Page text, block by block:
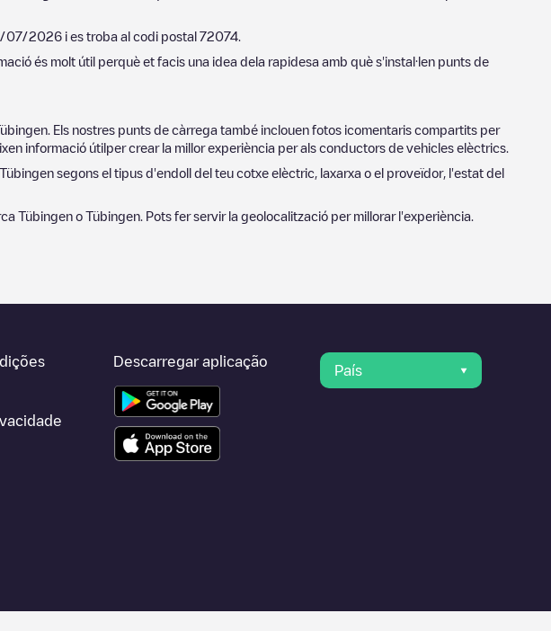
07/2026 i es troba al codi postal 72074
és molt útil perquè et facis una idea dela rapidesa amb què s'instal·len punts de
. Els nostres punts de càrrega també inclouen fotos icomentaris compartits per
informació útilper crear la millor experiència per als conductors de vehicles elèctrics.
Tübingen segons el tipus d'endoll del teu cotxe elèctric, laxarxa o el proveïdor, l'estat del
Tübingen o Tübingen . Pots fer servir la geolocalització per millorar l'experiència.
Descarregar aplicação
País